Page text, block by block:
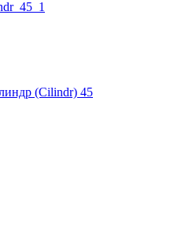
(Cilindr) 45